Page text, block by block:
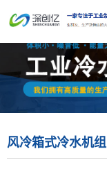
风冷箱式冷水机组